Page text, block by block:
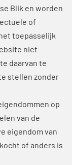
Blik en worden
of
toepasselijk
niet
daarvan te
stellen zonder
op
van de
eigendom van
of anders is